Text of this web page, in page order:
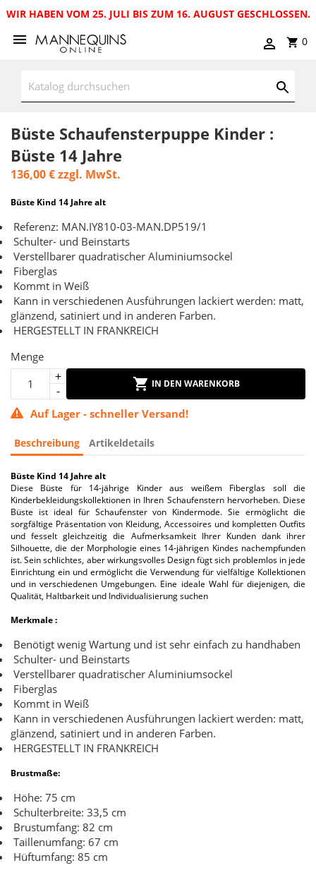
WIR HABEN VOM 25. JULI BIS ZUM 16. AUGUST GESCHLOSSEN.
0
Büste Schaufensterpuppe Kinder :
Büste 14 Jahre
136,00 €zzgl. MwSt.
Büste Kind 14 Jahre alt
Referenz: MAN.IY810-03-MAN.DP519/1
Schulter- und Beinstarts
Verstellbarer quadratischer Aluminiumsockel
Fiberglas
Kommt in Weiß
Kann in verschiedenen Ausführungen lackiert werden: matt,
glänzend, satiniert und in anderen Farben.
HERGESTELLT IN FRANKREICH
Menge
IN DEN WARENKORB
Auf Lager - schneller Versand!
Beschreibung Artikeldetails
Büste Kind 14 Jahre alt
Diese Büste für 14-jährige Kinder aus weißem Fiberglas soll die
Kinderbekleidungskollektionen in Ihren Schaufenstern hervorheben. Diese
Büste ist ideal für Schaufenster von Kindermode. Sie ermöglicht die
sorgfältige Präsentation von Kleidung, Accessoires und kompletten Outfits
und fesselt gleichzeitig die Aufmerksamkeit Ihrer Kunden dank ihrer
Silhouette, die der Morphologie eines 14-jährigen Kindes nachempfunden
ist. Sein schlichtes, aber wirkungsvolles Design fügt sich problemlos in jede
Einrichtung ein und ermöglicht die Verwendung für vielfältige Kollektionen
und in verschiedenen Umgebungen. Eine ideale Wahl für diejenigen, die
Qualität, Haltbarkeit und Individualisierung suchen
Merkmale :
Benötigt wenig Wartung und ist sehr einfach zu handhaben
Schulter- und Beinstarts
Verstellbarer quadratischer Aluminiumsockel
Fiberglas
Kommt in Weiß
Kann in verschiedenen Ausführungen lackiert werden: matt,
glänzend, satiniert und in anderen Farben.
HERGESTELLT IN FRANKREICH
Brustmaße:
Höhe: 75 cm
Schulterbreite: 33,5 cm
Brustumfang: 82 cm
Taillenumfang: 67 cm
Hüftumfang: 85 cm